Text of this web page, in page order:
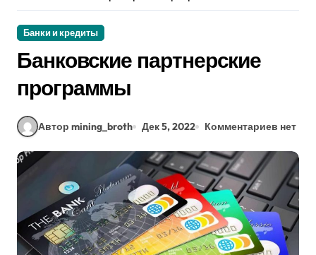
Банки и кредиты
Банковские партнерские
программы
Автор mining_broth Дек 5, 2022 Комментариев нет